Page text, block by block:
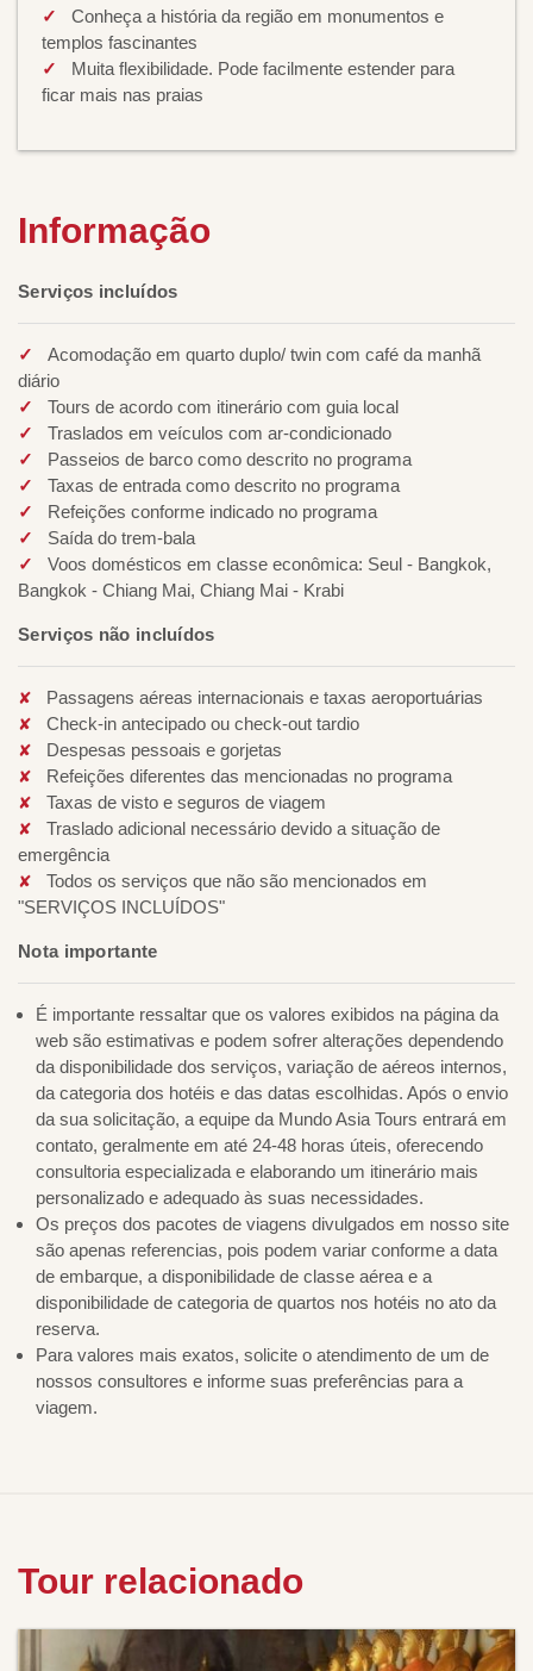
Conheça a história da região em monumentos e
templos fascinantes
Muita flexibilidade. Pode facilmente estender para
ficar mais nas praias
Informação
Serviços incluídos
Acomodação em quarto duplo/ twin com café da manhã
diário
Tours de acordo com itinerário com guia local
Traslados em veículos com ar-condicionado
Passeios de barco como descrito no programa
Taxas de entrada como descrito no programa
Refeições conforme indicado no programa
Saída do trem-bala
Voos domésticos em classe econômica: Seul - Bangkok,
Bangkok - Chiang Mai, Chiang Mai - Krabi
Serviços não incluídos
Passagens aéreas internacionais e taxas aeroportuárias
Check-in antecipado ou check-out tardio
Despesas pessoais e gorjetas
Refeições diferentes das mencionadas no programa
Taxas de visto e seguros de viagem
Traslado adicional necessário devido a situação de
emergência
Todos os serviços que não são mencionados em
"SERVIÇOS INCLUÍDOS"
Nota importante
É importante ressaltar que os valores exibidos na página da
web são estimativas e podem sofrer alterações dependendo
da disponibilidade dos serviços, variação de aéreos internos,
da categoria dos hotéis e das datas escolhidas. Após o envio
da sua solicitação, a equipe da Mundo Asia Tours entrará em
contato, geralmente em até 24-48 horas úteis, oferecendo
consultoria especializada e elaborando um itinerário mais
personalizado e adequado às suas necessidades.
Os preços dos pacotes de viagens divulgados em nosso site
são apenas referencias, pois podem variar conforme a data
de embarque, a disponibilidade de classe aérea e a
disponibilidade de categoria de quartos nos hotéis no ato da
reserva.
Para valores mais exatos, solicite o atendimento de um de
nossos consultores e informe suas preferências para a
viagem.
Tour relacionado